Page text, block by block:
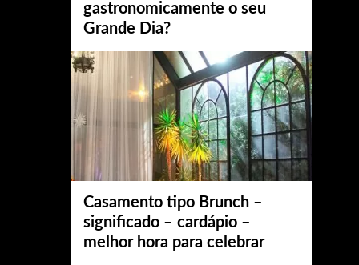
gastronomicamente o seu
Grande Dia?
Casamento tipo Brunch –
significado – cardápio –
melhor hora para celebrar